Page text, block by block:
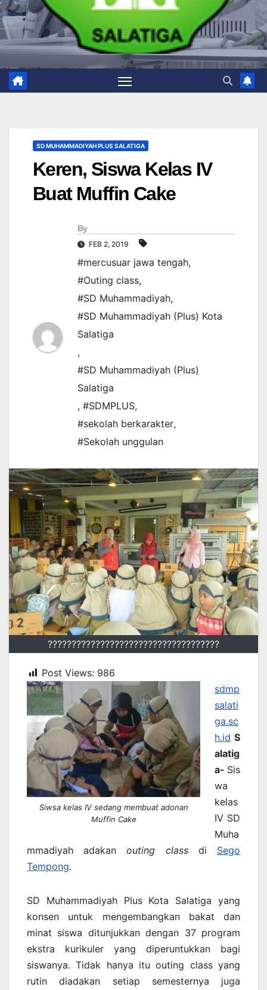
SD MUHAMMADIYAH PLUS SALATIGA
Keren, Siswa Kelas IV
Buat Muffin Cake
By
FEB 2, 2019
#mercusuar jawa tengah,
#Outing class,
#SD Muhammadiyah,
#SD Muhammadiyah (Plus) Kota
Salatiga
,
#SD Muhammadiyah (Plus)
Salatiga
, #SDMPLUS,
#sekolah berkarakter,
#Sekolah unggulan
????????????????????????????????????
Post Views: 986
Siwsa kelas IV sedang membuat adonan
Muffin Cake
sdmp
salati
ga.sc
h.id S
alatig
a- Sis
wa
kelas
IV SD
Muha
mmadiyah adakanouting classdi Sego
Tempong.
SD Muhammadiyah Plus Kota Salatiga yang
konsen untuk mengembangkan bakat dan
minat siswa ditunjukkan dengan 37 program
ekstra kurikuler yang diperuntukkan bagi
siswanya. Tidak hanya itu outing class yang
rutin diadakan setiap semesternya juga